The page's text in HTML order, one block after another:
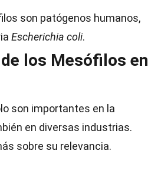
son patógenos humanos,
Escherichia coli.
los Mesófilos en
son importantes en la
en diversas industrias.
sobre su relevancia.